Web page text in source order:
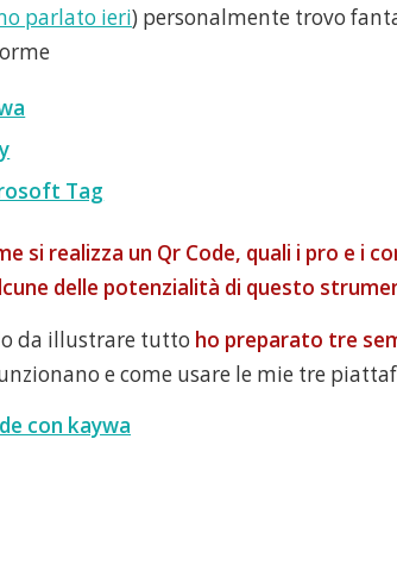
parlato ieri) personalmente trovo
Tag
si realizza un Qr Code, quali i pro e i
delle potenzialità di questo
da illustrare tutto ho preparato tre
e come usare le mie tre
con kaywa